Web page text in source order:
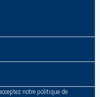
notre politique de